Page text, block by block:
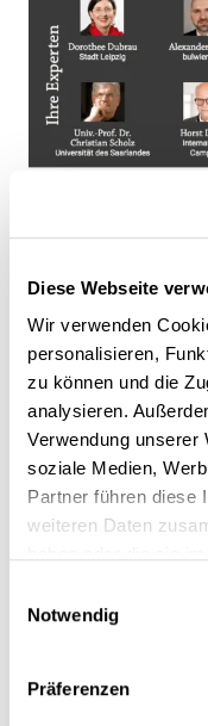
Diese Webseite
Wir verwenden
personalisieren,
zu können und die
analysieren.
Verwendung unserer
soziale Medien,
Partner führen diese
weiteren Daten
Notwendig
Präferenzen